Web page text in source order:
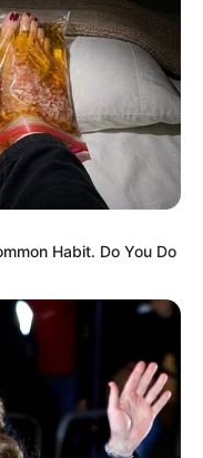
musik DJ
Habit. Do You Do